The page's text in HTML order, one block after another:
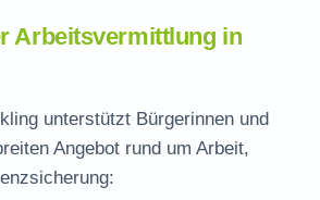
Arbeitsvermittlung in
unterstützt Bürgerinnen und
Angebot rund um Arbeit,